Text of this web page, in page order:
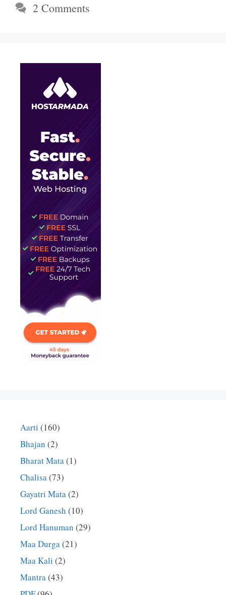
2 Comments
Aarti (160)
Bhajan (2)
Bharat Mata(1)
Chalisa(73)
Gayatri Mata(2)
Lord Ganesh (10)
Lord Hanuman (29)
Maa Durga(21)
Maa Kali (2)
Mantra(43)